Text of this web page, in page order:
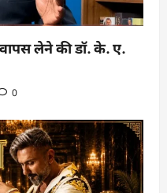
लेने की डॉ. के. ए.
0